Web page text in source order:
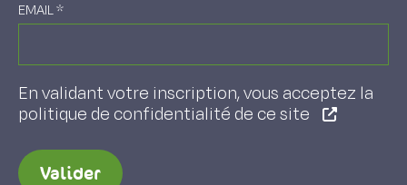
EMAIL*
En validant votre inscription, vous acceptez la
politique de confidentialité de ce site
Valider